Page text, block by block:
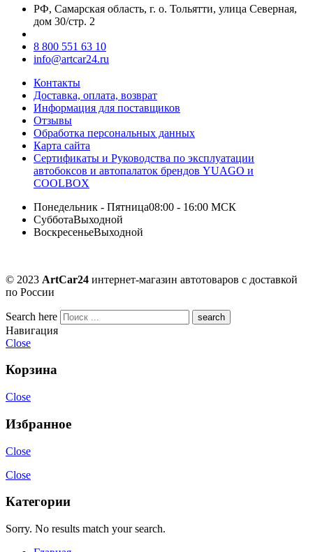
РФ, Самарская область, г. о. Тольятти, улица Северная,
дом 30/стр. 2
8 800 551 63 10
info@artcar24.ru
Контакты
Доставка, оплата, возврат
Информация для поставщиков
Отзывы
Обработка персональных данных
Карта сайта
Сертификаты и Руководства по эксплуатации
автобоксов и автопалаток брендов YUAGO и
COOLBOX
Понедельник - Пятница08:00 - 16:00 МСК
СубботаВыходной
ВоскресеньеВыходной
© 2023 ArtCar24 интернет-магазин автотоваров с доставкой
по России
Search here
Навигация
Close
Корзина
Close
Избранное
Close
Close
Категории
Sorry. No results match your search.